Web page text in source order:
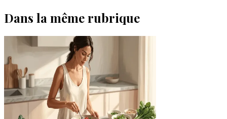
Dans la même rubrique